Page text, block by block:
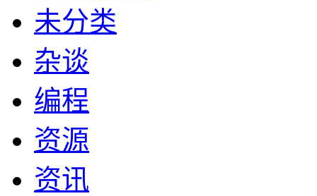
未分类
杂谈
编程
资源
资讯